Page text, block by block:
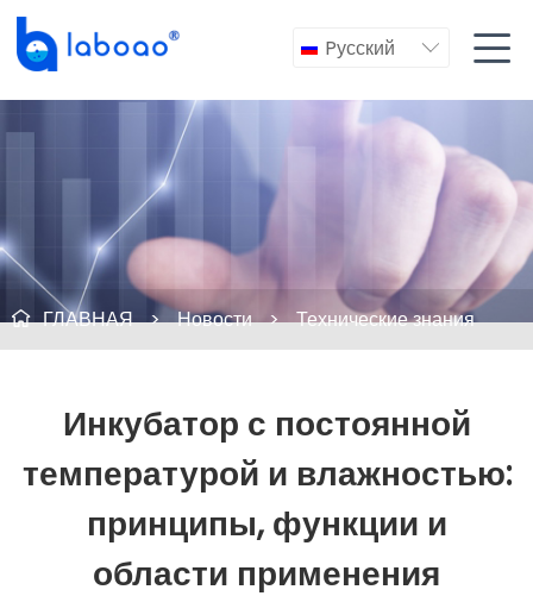
Pусский  
 ГЛАВНАЯ > Новости > Технические знания
Инкубатор с постоянной
температурой и влажностью:
принципы, функции и
области применения